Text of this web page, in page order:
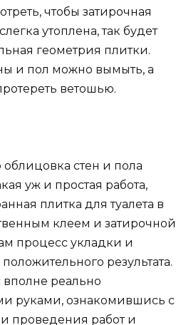
чтобы затирочная
утоплена, так будет
геометрия плитки.
и пол можно вымыть, а
ветошью.
облицовка стен и пола
уж и простая работа,
плитка для туалета в
клеем и затирочной
процесс укладки и
результата.
реально
руками, ознакомившись с
проведения работ и